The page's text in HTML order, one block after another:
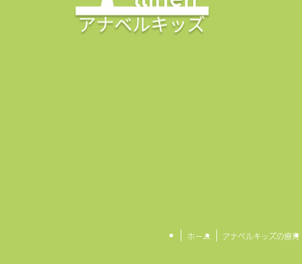
ホーム アナベルキッズの療育